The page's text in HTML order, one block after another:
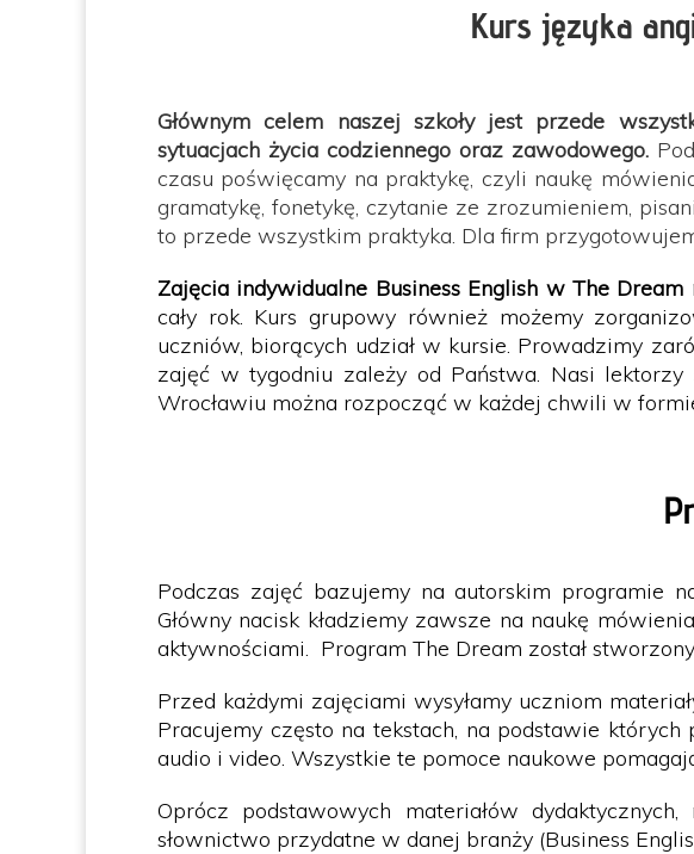
Kurs języka
Głównym celem naszej szkoły jest przede
sytuacjach życia codziennego oraz zawodowego.
czasu poświęcamy na praktykę, czyli naukę
gramatykę, fonetykę, czytanie ze zrozumieniem,
to przede wszystkim praktyka. Dla firm
Zajęcia indywidualne Business English w The
cały rok. Kurs grupowy również możemy
uczniów, biorących udział w kursie. Prowadzimy
zajęć w tygodniu zależy od Państwa. Nasi
Wrocławiu można rozpocząć w każdej chwili w
Podczas zajęć bazujemy na autorskim programie
Główny nacisk kładziemy zawsze na naukę
aktywnościami. Program The Dream został
Przed każdymi zajęciami wysyłamy uczniom
Pracujemy często na tekstach, na podstawie
audio i video. Wszystkie te pomoce naukowe
Oprócz podstawowych materiałów
słownictwo przydatne w danej branży (Business